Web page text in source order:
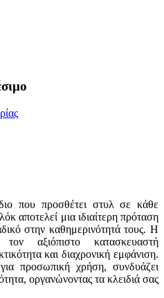
που προσθέτει στυλ σε κάθε
αποτελεί μια ιδιαίτερη πρόταση
στην καθημερινότητά τους. Η
αξιόπιστο κατασκευαστή
και διαχρονική εμφάνιση.
προσωπική χρήση, συνδυάζει
οργανώνοντας τα κλειδιά σας